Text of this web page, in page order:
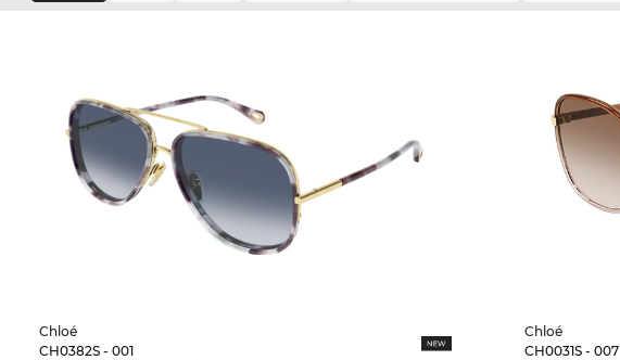
Chloé
CH0382S - 001
Chloé
CH0031S - 007